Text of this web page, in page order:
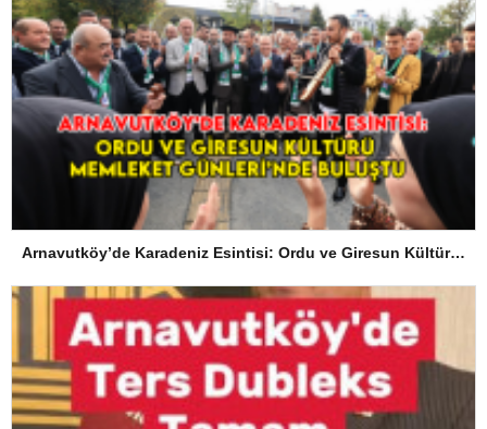
Arnavutköy’de Karadeniz Esintisi: Ordu ve Giresun Kültürü Memleket Günleri’nde Buluştu